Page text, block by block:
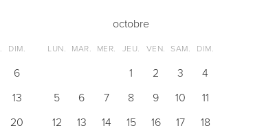
DIM.
6
13
20
octobre
LUN. MAR. MER. JEU. VEN. SAM. DIM.
1 2 3
4
5
6 7 8 9 10
11
12
13 14 15 16 17
18